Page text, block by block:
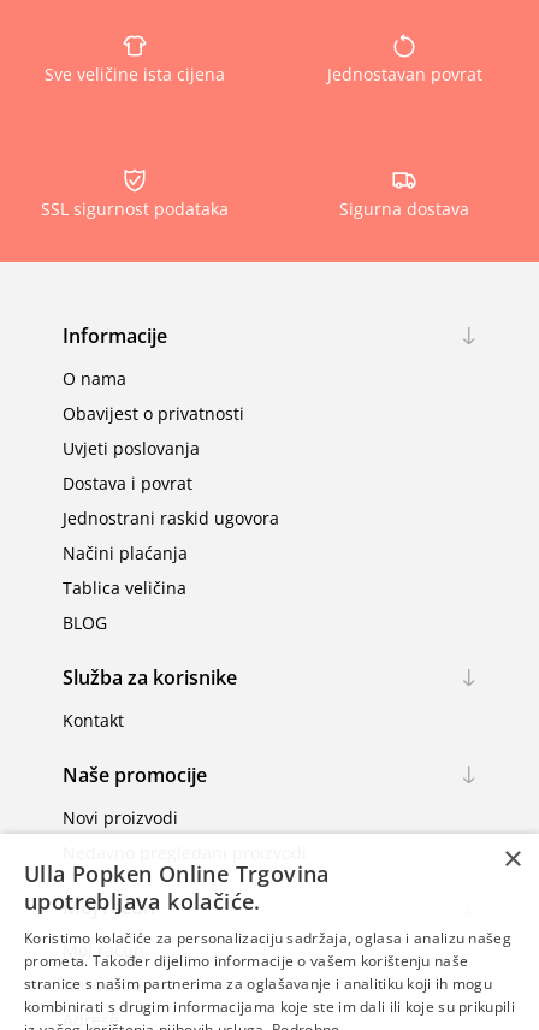
Sve veličine ista cijena Jednostavan povrat
SSL sigurnost podataka Sigurna dostava
Informacije
O nama
Obavijest o privatnosti
Uvjeti poslovanja
Dostava i povrat
Jednostrani raskid ugovora
Načini plaćanja
Tablica veličina
BLOG
Služba za korisnike
Kontakt
Naše promocije
Novi proizvodi
Moj račun
Moj račun
Narudžbe
Adrese
×
Ulla Popken Online Trgovina
upotrebljava kolačiće.
Koristimo kolačiće za personalizaciju sadržaja, oglasa i analizu našeg
prometa. Također dijelimo informacije o vašem korištenju naše
stranice s našim partnerima za oglašavanje i analitiku koji ih mogu
kombinirati s drugim informacijama koje ste im dali ili koje su prikupili